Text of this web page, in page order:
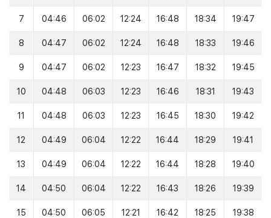
7 04:46 06:02 12:24 16:48 18:34 19:47
8 04:47 06:02 12:24 16:48 18:33 19:46
9 04:47 06:02 12:23 16:47 18:32 19:45
10 04:48 06:03 12:23 16:46 18:31 19:43
11 04:48 06:03 12:23 16:45 18:30 19:42
12 04:49 06:04 12:22 16:44 18:29 19:41
13 04:49 06:04 12:22 16:44 18:28 19:40
14 04:50 06:04 12:22 16:43 18:26 19:39
15 04:50 06:05 12:21 16:42 18:25 19:38